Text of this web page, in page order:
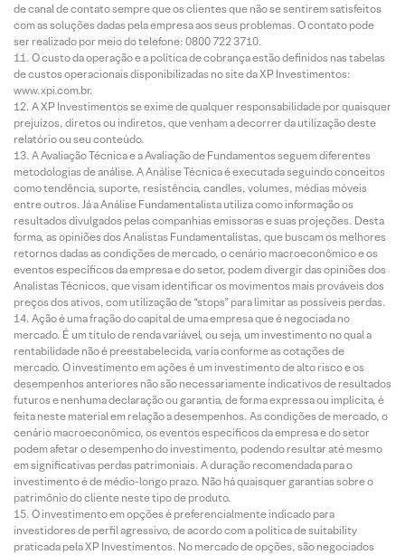
de canal de contato sempre que os clientes que não se sentirem satisfeitos
com as soluções dadas pela empresa aos seus problemas. O contato pode
ser realizado por meio do telefone: 0800 722 3710.
O custo da operação e a política de cobrança estão definidos nas tabelas
de custos operacionais disponibilizadas no site da XP Investimentos:
www.xpi.com.br.
A XP Investimentos se exime de qualquer responsabilidade por quaisquer
prejuízos, diretos ou indiretos, que venham a decorrer da utilização deste
relatório ou seu conteúdo.
A Avaliação Técnica e a Avaliação de Fundamentos seguem diferentes
metodologias de análise. A Análise Técnica é executada seguindo conceitos
como tendência, suporte, resistência, candles, volumes, médias móveis
entre outros. Já a Análise Fundamentalista utiliza como informação os
resultados divulgados pelas companhias emissoras e suas projeções. Desta
forma, as opiniões dos Analistas Fundamentalistas, que buscam os melhores
retornos dadas as condições de mercado, o cenário macroeconômico e os
eventos específicos da empresa e do setor, podem divergir das opiniões dos
Analistas Técnicos, que visam identificar os movimentos mais prováveis dos
preços dos ativos, com utilização de “stops” para limitar as possíveis perdas.
Ação é uma fração do capital de uma empresa que é negociada no
mercado. É um título de renda variável, ou seja, um investimento no qual a
rentabilidade não é preestabelecida, varia conforme as cotações de
mercado. O investimento em ações é um investimento de alto risco e os
desempenhos anteriores não são necessariamente indicativos de resultados
futuros e nenhuma declaração ou garantia, de forma expressa ou implícita, é
feita neste material em relação a desempenhos. As condições de mercado, o
cenário macroeconômico, os eventos específicos da empresa e do setor
podem afetar o desempenho do investimento, podendo resultar até mesmo
em significativas perdas patrimoniais. A duração recomendada para o
investimento é de médio-longo prazo. Não há quaisquer garantias sobre o
patrimônio do cliente neste tipo de produto.
O investimento em opções é preferencialmente indicado para
investidores de perfil agressivo, de acordo com a política de suitability
praticada pela XP Investimentos. No mercado de opções, são negociados